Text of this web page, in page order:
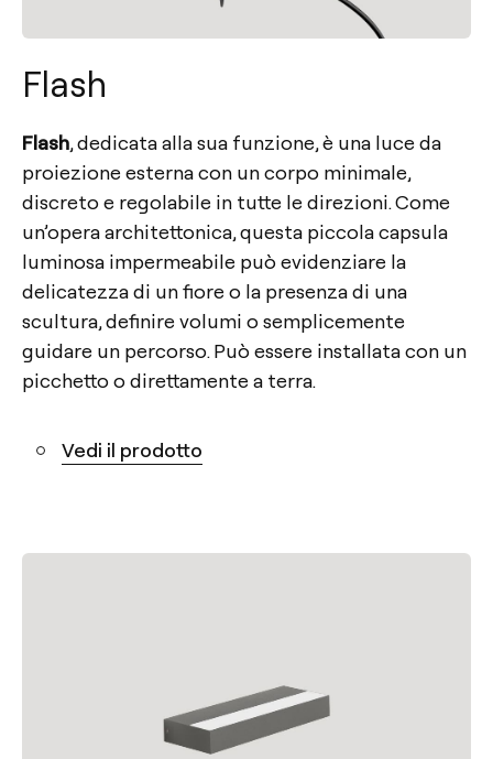
Flash
Flash, dedicata alla sua funzione, è una luce da
proiezione esterna con un corpo minimale,
discreto e regolabile in tutte le direzioni. Come
un’opera architettonica, questa piccola capsula
luminosa impermeabile può evidenziare la
delicatezza di un fiore o la presenza di una
scultura, definire volumi o semplicemente
guidare un percorso. Può essere installata con un
picchetto o direttamente a terra.
Vedi il prodotto